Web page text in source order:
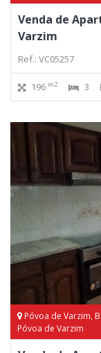
Venda de
Varzim
Ref.: VC05257
196 m2 3
Póvoa de Varzim,
Póvoa de Varzim